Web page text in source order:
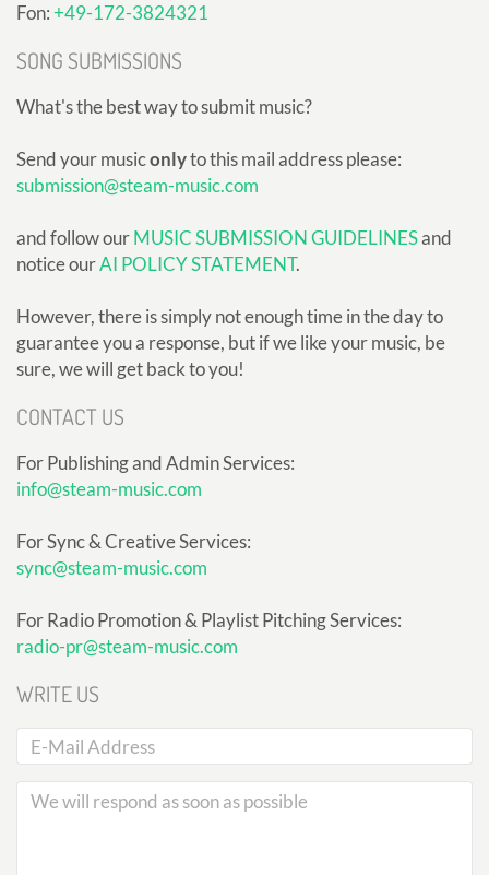
Fon:+49-172-3824321
SONG SUBMISSIONS
What's the best way to submit music?
Send your musiconlyto this mail address please:
submission@steam-music.com
and follow ourMUSIC SUBMISSION GUIDELINESand
notice ourAI POLICY STATEMENT.
However, there is simply not enough time in the day to
guarantee you a response, but if we like your music, be
sure, we will get back to you!
CONTACT US
For Publishing and Admin Services:
info@steam-music.com
For Sync & Creative Services:
sync@steam-music.com
For Radio Promotion & Playlist Pitching Services:
radio-pr@steam-music.com
WRITE US